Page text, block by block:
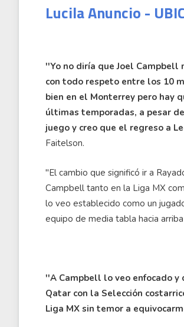
Lucila Anuncio -
''Yo no diría que Joel
con todo respeto entre los 10
bien en el Monterrey pero hay
últimas temporadas, a pesar
juego y creo que el regreso a
Faitelson.
''El cambio que significó ir a
Campbell tanto en la Liga MX
lo veo establecido como un
equipo de media tabla hacia
''A Campbell lo veo enfocado
Qatar con la Selección
Liga MX sin temor a